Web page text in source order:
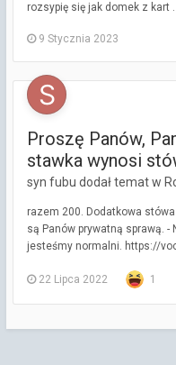
rozsypię się jak domek z kart .
9 Stycznia 2023
Proszę Panów,
stawka wynosi
syn fubu dodał temat w
razem 200. Dodatkowa
są Panów prywatną sprawą.
jesteśmy normalni. https://
22 Lipca 2022 1